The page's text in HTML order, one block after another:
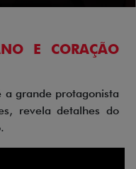
E CORAÇÃO
a grande protagonista
revela detalhes do